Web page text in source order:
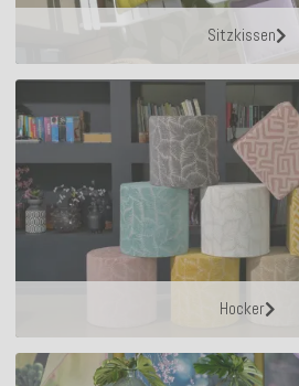
Sitzkissen
Hocker